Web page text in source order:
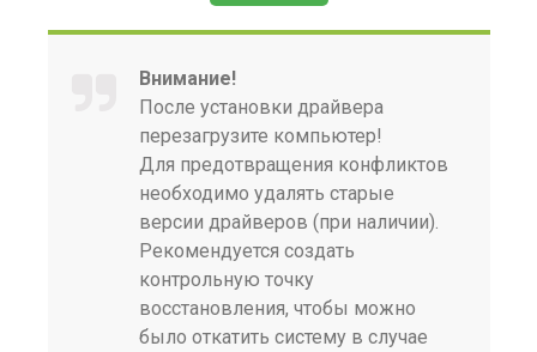
Внимание!
После установки драйвера
перезагрузите компьютер!
Для предотвращения конфликтов
необходимо удалять старые
версии драйверов (при наличии).
Рекомендуется создать
контрольную точку
восстановления, чтобы можно
было откатить систему в случае